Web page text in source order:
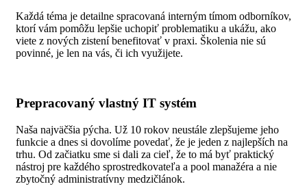
Každá téma je detailne spracovaná interným tímom odborníkov,
ktorí vám pomôžu lepšie uchopiť problematiku a ukážu, ako
viete z nových zistení benefitovať v praxi. Školenia nie sú
povinné, je len na vás, či ich využijete.
Prepracovaný vlastný IT systém
Naša najväčšia pýcha. Už 10 rokov neustále zlepšujeme jeho
funkcie a dnes si dovolíme povedať, že je jeden z najlepších na
trhu. Od začiatku sme si dali za cieľ, že to má byť praktický
nástroj pre každého sprostredkovateľa a pool manažéra a nie
zbytočný administratívny medzičlánok.